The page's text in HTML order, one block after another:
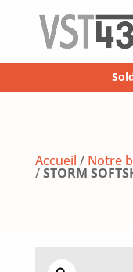
Accueil / Notre
/STORM